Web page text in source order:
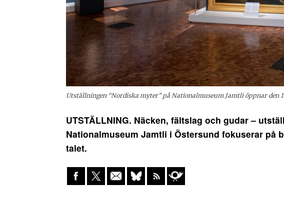
Utställningen “Nordiska myter” på Nationalmuseum Jamtli öppnar den
UTSTÄLLNING. Näcken, fältslag och gudar –
Nationalmuseum Jamtli i Östersund fokuserar på
talet.